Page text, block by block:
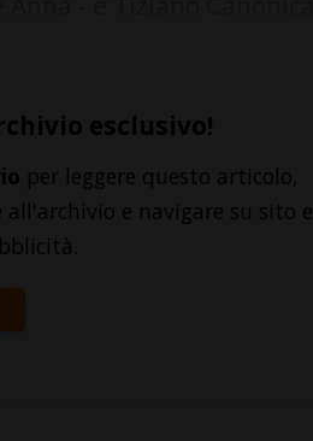
esclusivo!
per leggere questo articolo,
all'archivio e navigare su sito e